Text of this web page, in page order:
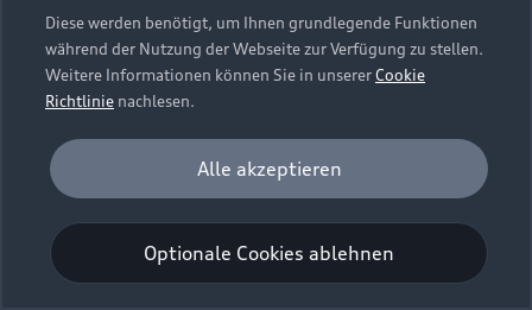
Bordbuch & Bedienungsanleitungen
Verträge kündigen
Vertrag widerrufen
Audi erleben
Newsletter
Cookie-Richtlinie
Barrierefreiheit
Digital Services Act
EU Data Act
Embleme am Fahrzeug bei allen Abbildungen auf dieser
Webseite kann abweichen.
Diese werden benötigt, um Ihnen grundlegende Funktionen
während der Nutzung der Webseite zur Verfügung zu stellen.
Weitere Informationen können Sie in unsererCookie
Richtlinie nachlesen.
Analyse und Statistik
Performance Cookies sammeln Informationen
darüber, wie unsere Webseite genutzt wird (z. B.
Anzahl der Besuche, Verweildauer). Diese Cookies
werden zur Optimierung der Webseite verwendet.
Optionale Cookies ablehnen
Alle akzeptieren